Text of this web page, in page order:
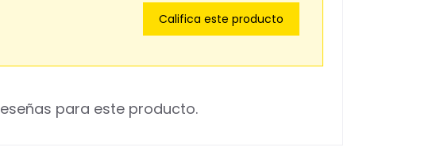
Califica este producto
para este producto.